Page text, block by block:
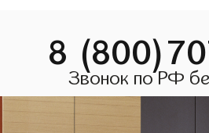
8
Звонок по РФ